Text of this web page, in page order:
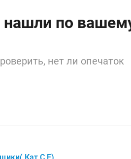
по
нет ли опечаток